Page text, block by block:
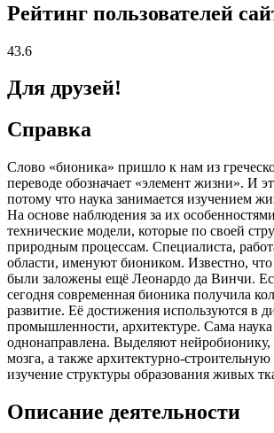
Рейтинг пользователей
43.6
Для друзей!
Справка
Слово «бионика» пришло к нам из
переводе обозначает «элемент жизни». И
потому что наука занимается изучением
На основе наблюдения за их
технические модели, которые по своей
природным процессам. Специалиста,
области, именуют биоником. Известно,
были заложены ещё Леонардо да Винчи.
сегодня современная бионика получила
развитие. Её достижения используются в
промышленности, архитектуре. Сама
однонаправлена. Выделяют нейробионику,
мозга, а также архитектурно-
изучение структуры образования живых
Описание деятельности